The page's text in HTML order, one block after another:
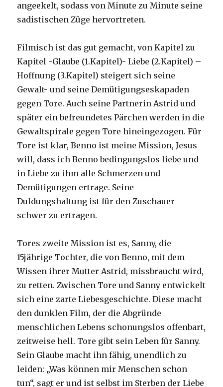
angeekelt, sodass von Minute zu Minute seine
sadistischen Züge hervortreten.
Filmisch ist das gut gemacht, von Kapitel zu
Kapitel -Glaube (1.Kapitel)- Liebe (2.Kapitel) –
Hoffnung (3.Kapitel) steigert sich seine
Gewalt- und seine Demütigungseskapaden
gegen Tore. Auch seine Partnerin Astrid und
später ein befreundetes Pärchen werden in die
Gewaltspirale gegen Tore hineingezogen. Für
Tore ist klar, Benno ist meine Mission, Jesus
will, dass ich Benno bedingungslos liebe und
in Liebe zu ihm alle Schmerzen und
Demütigungen ertrage. Seine
Duldungshaltung ist für den Zuschauer
schwer zu ertragen.
Tores zweite Mission ist es, Sanny, die
15jährige Tochter, die von Benno, mit dem
Wissen ihrer Mutter Astrid, missbraucht wird,
zu retten. Zwischen Tore und Sanny entwickelt
sich eine zarte Liebesgeschichte. Diese macht
den dunklen Film, der die Abgründe
menschlichen Lebens schonungslos offenbart,
zeitweise hell. Tore gibt sein Leben für Sanny.
Sein Glaube macht ihn fähig, unendlich zu
leiden: „Was können mir Menschen schon
tun“, sagt er und ist selbst im Sterben der Liebe